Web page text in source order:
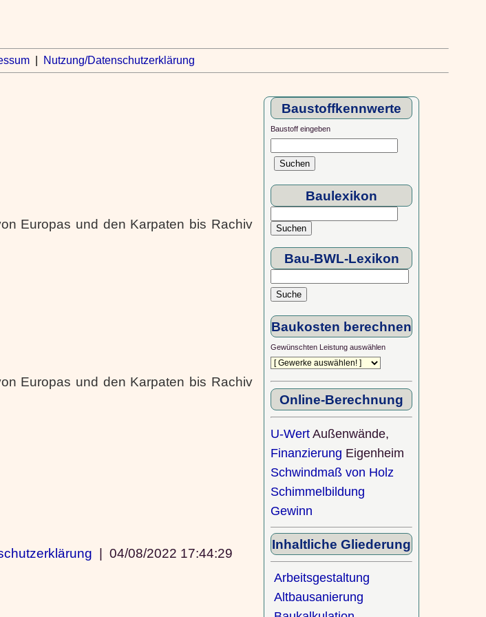
| Nutzung/Datenschutzerklärung
Europas und den Karpaten bis Rachiv
Europas und den Karpaten bis Rachiv
|04/08/2022 17:44:29
Baustoffkennwerte
Baustoff eingeben
Baulexikon
Bau-BWL-Lexikon
Baukosten berechnen
Gewünschten Leistung auswählen
Online-Berechnung
U-Wert Außenwände,
Finanzierung Eigenheim
Schwindmaß von Holz
Schimmelbildung
Gewinn
Inhaltliche Gliederung
Arbeitsgestaltung
Altbausanierung